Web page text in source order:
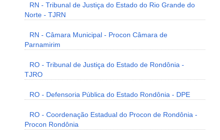
RN - Tribunal de Justiça do Estado do Rio Grande do
Norte - TJRN
RN - Câmara Municipal - Procon Câmara de
Parnamirim
RO - Tribunal de Justiça do Estado de Rondônia -
TJRO
RO - Defensoria Pública do Estado Rondônia - DPE
RO - Coordenação Estadual do Procon de Rondônia -
Procon Rondônia